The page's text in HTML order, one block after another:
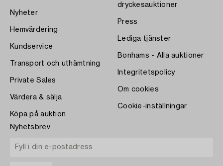
Nyheter
Hemvärdering
Kundservice
Transport och uthämtning
Private Sales
Värdera & sälja
Köpa på auktion
dryckesauktioner
Press
Lediga tjänster
Bonhams - Alla auktioner
Integritetspolicy
Om cookies
Cookie-inställningar
Nyhetsbrev